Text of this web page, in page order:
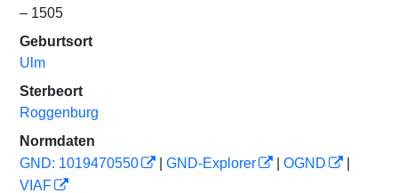
– 1505
Geburtsort
Ulm
Sterbeort
Roggenburg
Normdaten
GND: 1019470550
GND-Explorer OGND
VIAF